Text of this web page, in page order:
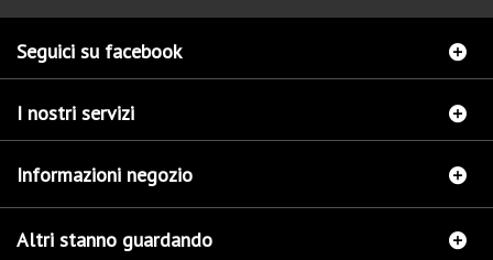
Seguici su facebook
I nostri servizi
Informazioni negozio
Altri stanno guardando